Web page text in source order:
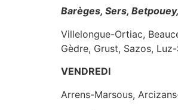
Barèges, Sers,
Villelongue-Ortiac,
Gèdre, Grust, Sazos,
VENDREDI
Arrens-Marsous,